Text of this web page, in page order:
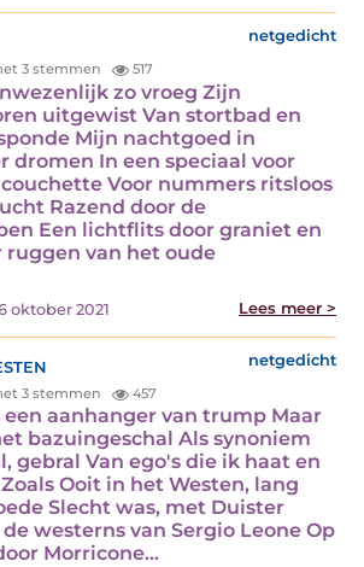
netgedicht
3 stemmen 517
zo vroeg Zijn
uitgewist Van stortbad en
Mijn nachtgoed in
dromen In een speciaal voor
Voor nummers ritsloos
Razend door de
Een lichtflits door graniet en
ruggen van het oude
oktober 2021 Lees meer >
netgedicht
3 stemmen 457
aanhanger van trump Maar
bazuingeschal Als synoniem
gebral Van ego's die ik haat en
Ooit in het Westen, lang
Slecht was, met Duister
westerns van Sergio Leone Op
Morricone…